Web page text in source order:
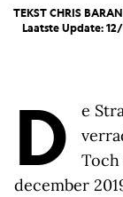
TEKST CHRIS
Laatste Update:
D
e
december